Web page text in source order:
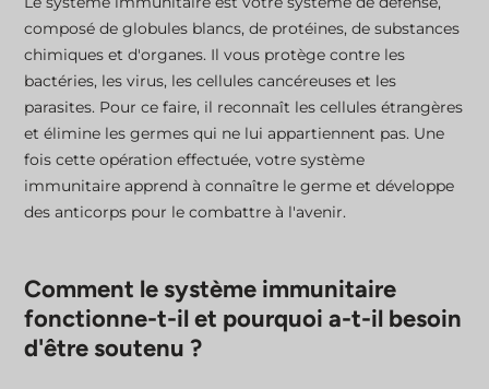
composé de globules blancs, de protéines, de substances
chimiques et d'organes. Il vous protège contre les
bactéries, les virus, les cellules cancéreuses et les
parasites. Pour ce faire, il reconnaît les cellules étrangères
et élimine les germes qui ne lui appartiennent pas. Une
fois cette opération effectuée, votre système
immunitaire apprend à connaître le germe et développe
des anticorps pour le combattre à l'avenir.
Comment le système immunitaire
fonctionne-t-il et pourquoi a-t-il besoin
d'être soutenu ?